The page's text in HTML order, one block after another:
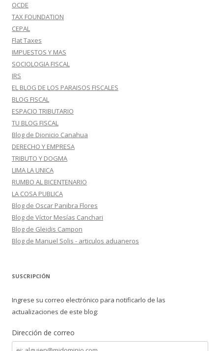
OCDE
TAX FOUNDATION
CEPAL
Flat Taxes
IMPUESTOS Y MAS
SOCIOLOGIA FISCAL
IRS
EL BLOG DE LOS PARAISOS FISCALES
BLOG FISCAL
ESPACIO TRIBUTARIO
TU BLOG FISCAL
Blog de Dionicio Canahua
DERECHO Y EMPRESA
TRIBUTO Y DOGMA
LIMA LA UNICA
RUMBO AL BICENTENARIO
LA COSA PUBLICA
Blog de Oscar Panibra Flores
Blog de Víctor Mesías Canchari
Blog de Gleidis Campon
Blog de Manuel Solis - articulos aduaneros
SUSCRIPCIÓN
Ingrese su correo electrónico para notificarlo de las
actualizaciones de este blog:
Dirección de correo
Dirección